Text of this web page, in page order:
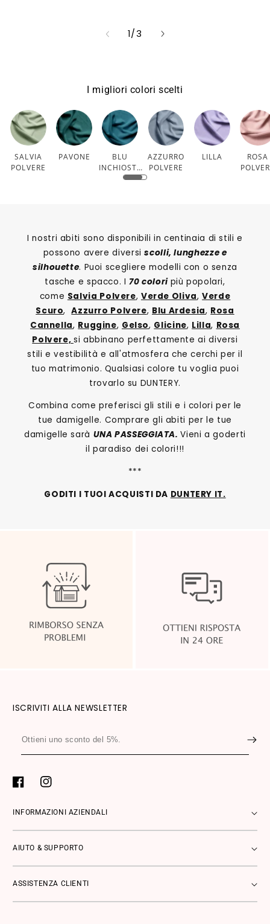
1/
su3
I migliori colori scelti
SALVIA
POLVERE
PAVONE
BLU
INCHIOSTR
O
AZZURRO
POLVERE
LILLA
ROSA
I nostri abiti sono disponibili in centinaia di stili e
possono avere diversiscolli, lunghezze e
silhouette. Puoi scegliere modelli con o senza
tasche e spacco. I70 colori più popolari,
come Salvia Polvere, Verde Oliva,Verde
Scuro,Azzurro Polvere, Blu Ardesia, Rosa
Cannella, Ruggine, Gelso, Glicine, Lilla, Rosa
Polvere, si abbinano perfettamente ai diversi
stili e vestibilità e all'atmosfera che cerchi per il
tuo matrimonio. Qualsiasi colore tu voglia puoi
trovarlo su DUNTERY.
Combina come preferisci gli stili e i colori per le
tue damigelle. Comprare gli abiti per le tue
damigelle sarà UNA PASSEGGIATA.Vieni a goderti
il paradiso dei colori!!!
***
GODITI I TUOI ACQUISTI DA DUNTERY IT.
ISCRIVITI ALLA NEWSLETTER
Ottieni
uno
del
FacebookInstagram
INFORMAZIONI AZIENDALI
AIUTO & SUPPORTO
ASSISTENZA CLIENTI